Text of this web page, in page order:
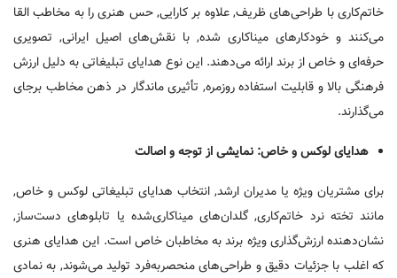
خاتم‌کاری با طراحی‌های ظریف, علاوه بر کارایی, حس هنری را به مخاطب القا
می‌کنند و خودکارهای میناکاری شده, با نقش‌های اصیل ایرانی, تصویری
حرفه‌ای و خاص از برند ارائه می‌دهند. این نوع هدایای تبلیغاتی به دلیل ارزش
فرهنگی بالا و قابلیت استفاده روزمره, تأثیری ماندگار در ذهن مخاطب برجای
می‌گذارند.
هدایای لوکس و خاص: نمایشی از توجه و اصالت
برای مشتریان ویژه یا مدیران ارشد, انتخاب هدایای تبلیغاتی لوکس و خاص,
مانند تخته نرد خاتم‌کاری, گلدان‌های میناکاری‌شده یا تابلوهای دست‌ساز,
نشان‌دهنده ارزش‌گذاری ویژه برند به مخاطبان خاص است. این هدایای هنری
که اغلب با جزئیات دقیق و طراحی‌های منحصر‌به‌فرد تولید می‌شوند, به نمادی